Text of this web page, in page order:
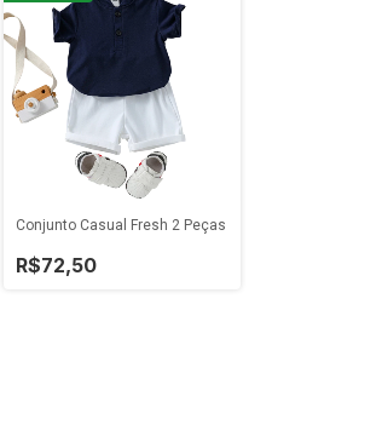
Conjunto Casual Fresh 2 Peças
R$72,50